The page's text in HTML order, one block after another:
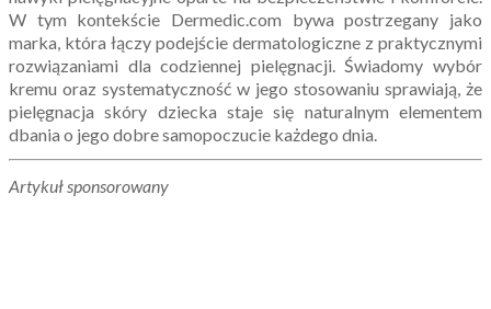
W tym kontekście Dermedic.com bywa postrzegany jako
marka, która łączy podejście dermatologiczne z praktycznymi
rozwiązaniami dla codziennej pielęgnacji. Świadomy wybór
kremu oraz systematyczność w jego stosowaniu sprawiają, że
pielęgnacja skóry dziecka staje się naturalnym elementem
dbania o jego dobre samopoczucie każdego dnia.
Artykuł sponsorowany